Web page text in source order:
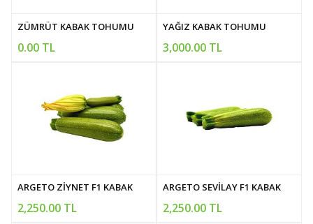
ZÜMRÜT KABAK TOHUMU
0.00 TL
YAĞIZ KABAK TOHUMU
3,000.00 TL
ARGETO ZİYNET F1 KABAK
2,250.00 TL
ARGETO SEVİLAY F1 KABAK
2,250.00 TL